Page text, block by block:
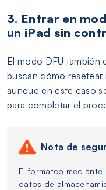
3. Entrar en
un iPad sin
El modo DFU también
buscan cómo resetear
aunque en este caso
para completar el
Nota de
El formateo
datos de